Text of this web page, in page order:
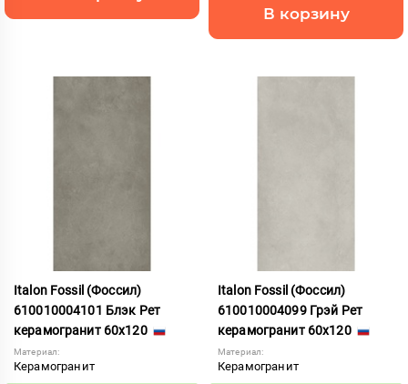
В корзину
Italon Fossil (Фоссил)
610010004101 Блэк Рет
керамогранит 60x120
Материал:
Керамогранит
Italon Fossil (Фоссил)
610010004099 Грэй Рет
керамогранит 60x120
Материал:
Керамогранит